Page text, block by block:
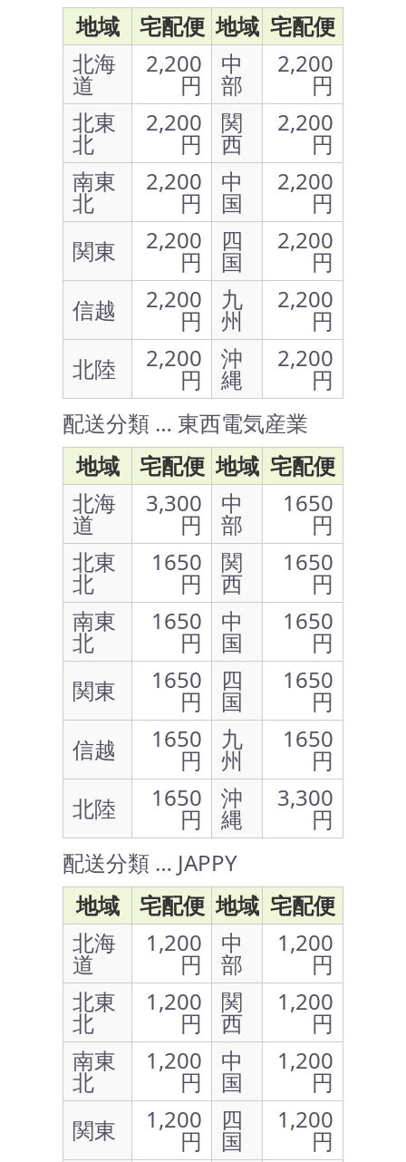
地域
宅配便 地域 宅配便
北海
道
2,200
円
中
部
2,200
円
北東
北
2,200
円
関
西
2,200
円
南東
北
2,200
円
中
国
2,200
円
関東
2,200
円
四
国
2,200
円
信越
2,200
円
九
州
2,200
円
北陸
2,200
円
沖
縄
2,200
円
配送分類 … 東西電気産業
地域
宅配便 地域 宅配便
北海
道
3,300
円
中
部
1650
円
北東
北
1650
円
関
西
1650
円
南東
北
1650
円
中
国
1650
円
関東
1650
円
四
国
1650
円
信越
1650
円
九
州
1650
円
北陸
1650
円
沖
縄
3,300
円
配送分類 … JAPPY
地域
宅配便 地域 宅配便
北海
道
1,200
円
中
部
1,200
円
北東
北
1,200
円
関
西
1,200
円
南東
北
1,200
円
中
国
1,200
円
関東
1,200
円
四
国
1,200
円